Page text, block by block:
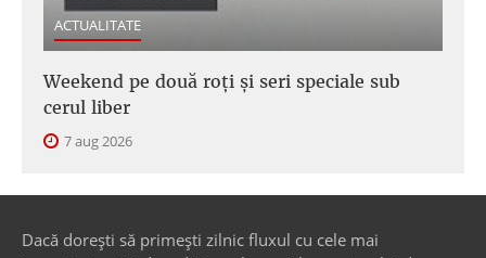
ACTUALITATE
Weekend pe două roți și seri speciale sub
cerul liber
7 aug 2026
Dacă dorești să primești zilnic fluxul cu cele mai